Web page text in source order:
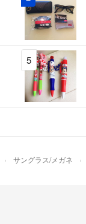
5
サングラス/メガネ